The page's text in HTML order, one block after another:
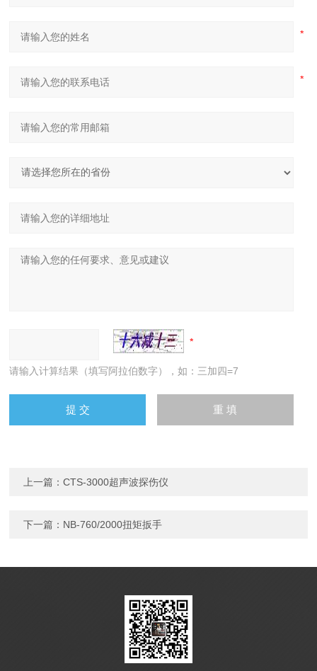
请输入计算结果（填写阿拉伯数字），如：三加四=7
上一篇：CTS-3000超声波探伤仪
下一篇： NB-760/2000扭矩扳手